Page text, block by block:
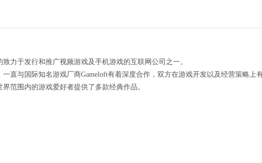
力于发行和推广视频游戏及手机游戏的互联网公司之一。
直与国际知名游戏厂商Gameloft有着深度合作，双方在游戏开发以及经营策略上
范围内的游戏爱好者提供了多款经典作品。